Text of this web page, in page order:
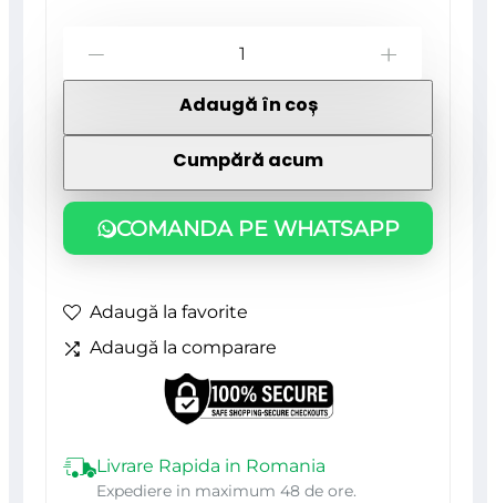
Livrare Rapida in Romania
Expediere in maximum 48 de ore.
COMANDA PE WHATSAPP
Lampa
gradina,
LED,
6.2×37.5
Sabik
Adaugă în coș
Cumpără acum
Adaugă la favorite
Adaugă la comparare